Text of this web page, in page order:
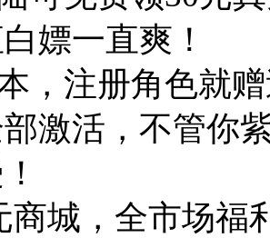
嫖一直爽！
，注册角色就
激活，不管你
商城，全市场福